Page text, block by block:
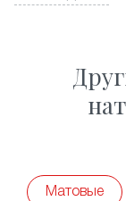
часто его
Традиционный
подходит для
влажностью.
смогут стать
Матовые